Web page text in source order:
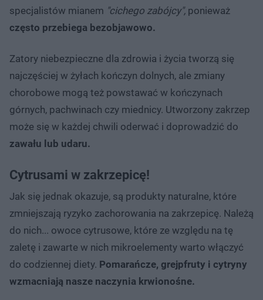
specjalistów mianem "cichego zabójcy", ponieważ
często przebiega bezobjawowo.
Zatory niebezpieczne dla zdrowia i życia tworzą się
najczęściej w żyłach kończyn dolnych, ale zmiany
chorobowe mogą też powstawać w kończynach
górnych, pachwinach czy miednicy. Utworzony zakrzep
może się w każdej chwili oderwać i doprowadzić do
zawału lub udaru.
Cytrusami w zakrzepicę!
Jak się jednak okazuje, są produkty naturalne, które
zmniejszają ryzyko zachorowania na zakrzepicę. Należą
do nich... owoce cytrusowe, które ze względu na tę
zaletę i zawarte w nich mikroelementy warto włączyć
do codziennej diety. Pomarańcze, grejpfruty i cytryny
wzmacniają nasze naczynia krwionośne.